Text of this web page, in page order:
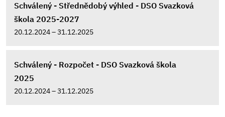
Schválený - Střednědobý výhled - DSO Svazková
škola 2025-2027
20.12.2024 – 31.12.2025
Schválený - Rozpočet - DSO Svazková škola
2025
20.12.2024 – 31.12.2025